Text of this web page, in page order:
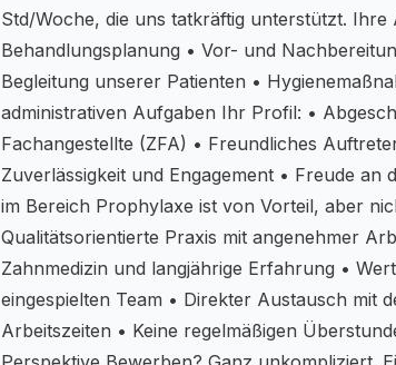
Std/Woche, die uns tatkräftig unterstützt.
Behandlungsplanung • Vor- und
Begleitung unserer Patienten •
administrativen Aufgaben Ihr Profil: •
Fachangestellte (ZFA) • Freundliches
Zuverlässigkeit und Engagement • Freude
im Bereich Prophylaxe ist von Vorteil, aber
Qualitätsorientierte Praxis mit angenehmer
Zahnmedizin und langjährige Erfahrung •
eingespielten Team • Direkter Austausch mit
Arbeitszeiten • Keine regelmäßigen